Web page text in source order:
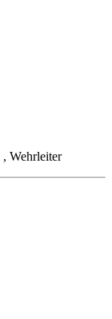
, Wehrleiter